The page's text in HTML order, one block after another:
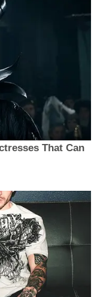
That Can